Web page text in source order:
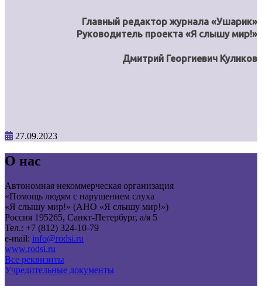
Главный редактор журнала «Ушарик»
Руководитель проекта «Я слышу мир!»
Дмитрий Георгиевич Куликов
27.09.2023
О нас
Автономная некоммерческая организация
«Помощь людям с нарушением слуха
«Я слышу мир!» (АНО «Я слышу мир!»)
Россия 195265, Санкт-Петербург, а/я 5
Тел.: +7 (812) 324-10-79
e-mail: info@rodsi.ru
www.rodsi.ru
Все реквизиты
Учредительные документы